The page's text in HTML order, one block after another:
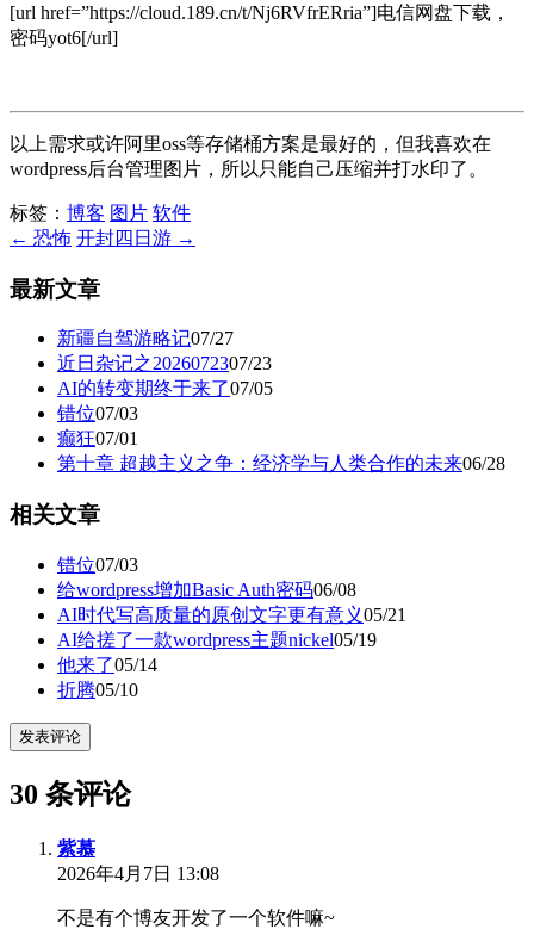
[url href=”https://cloud.189.cn/t/Nj6RVfrERria”]电信网盘下载，
密码yot6[/url]
以上需求或许阿里oss等存储桶方案是最好的，但我喜欢在
wordpress后台管理图片，所以只能自己压缩并打水印了。
标签： 博客 图片 软件
← 恐怖 开封四日游 →
最新文章
新疆自驾游略记07/27
近日杂记之2026072307/23
AI的转变期终于来了07/05
错位07/03
癫狂07/01
第十章 超越主义之争：经济学与人类合作的未来06/28
相关文章
错位07/03
给wordpress增加Basic Auth密码06/08
AI时代写高质量的原创文字更有意义05/21
AI给搓了一款wordpress主题nickel05/19
他来了05/14
折腾05/10
发表评论
30 条评论
紫慕
2026年4月7日 13:08
不是有个博友开发了一个软件嘛~